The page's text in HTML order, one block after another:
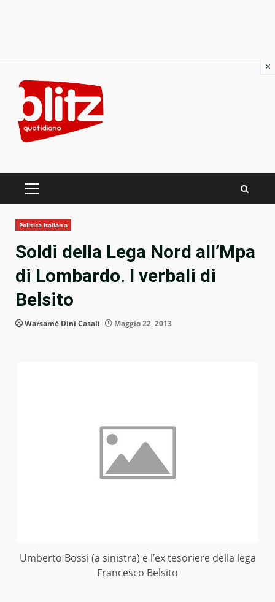
content
PRIMARY
Politica Italiana
Soldi della Lega Nord all’Mpa
di Lombardo. I verbali di
Belsito
Warsamé Dini Casali Maggio 22, 2013
Umberto Bossi (a sinistra) e l’ex tesoriere della lega
Francesco Belsito
×